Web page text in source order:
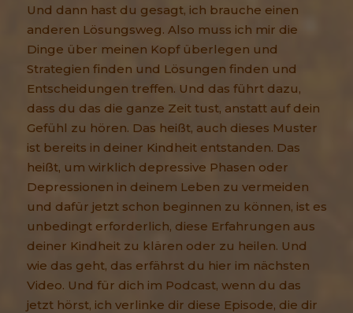
Und dann hast du gesagt, ich brauche einen
anderen Lösungsweg. Also muss ich mir die
Dinge über meinen Kopf überlegen und
Strategien finden und Lösungen finden und
Entscheidungen treffen. Und das führt dazu,
dass du das die ganze Zeit tust, anstatt auf dein
Gefühl zu hören. Das heißt, auch dieses Muster
ist bereits in deiner Kindheit entstanden. Das
heißt, um wirklich depressive Phasen oder
Depressionen in deinem Leben zu vermeiden
und dafür jetzt schon beginnen zu können, ist es
unbedingt erforderlich, diese Erfahrungen aus
deiner Kindheit zu klären oder zu heilen. Und
wie das geht, das erfährst du hier im nächsten
Video. Und für dich im Podcast, wenn du das
jetzt hörst, ich verlinke dir diese Episode, die dir